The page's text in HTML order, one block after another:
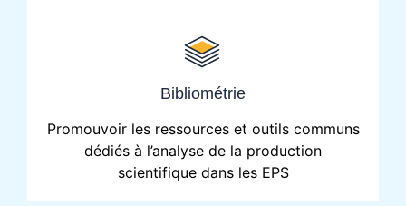
Bibliométrie
Promouvoir les ressources et outils communs
dédiés à l’analyse de la production
scientifique dans les EPS